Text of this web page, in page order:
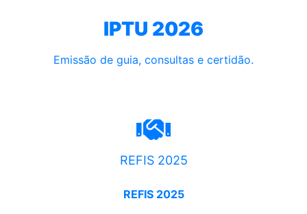
IPTU 2026
Emissão de guia, consultas e certidão.
REFIS 2025
REFIS 2025